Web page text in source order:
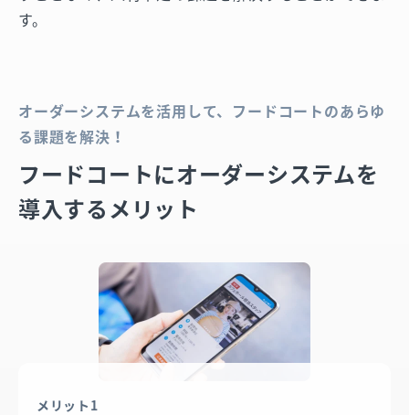
す。
オーダーシステムを活用して、フードコートのあらゆ
る課題を解決！
フードコートにオーダーシステムを
導入するメリット
メリット1